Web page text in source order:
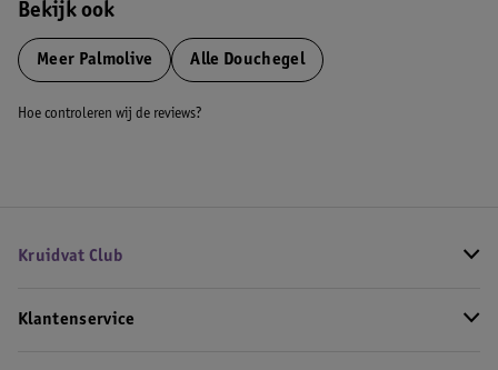
Bekijk ook
Meer Palmolive Alle Douchegel
Hoe controleren wij de reviews?
Kruidvat Club
Klantenservice